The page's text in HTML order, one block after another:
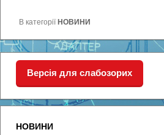
В категоріїНОВИНИ
Версія для слабозорих
НОВИНИ